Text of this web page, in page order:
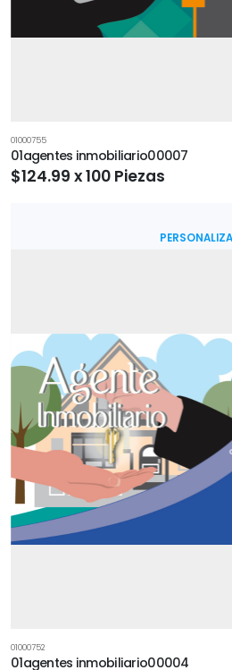
01000755
01agentes inmobiliario00007
$124.99 x 100 Piezas
01000752
01agentes inmobiliario00004